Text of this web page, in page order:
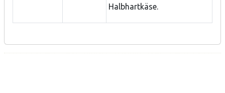
Halbhartkäse.